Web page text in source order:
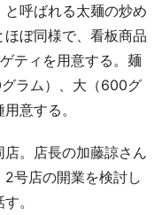
呼ばれる太麺の炒め
ぼ同様で、看板商品
ティを用意する。麺
ラム）、大（600グ
意する。
。店長の加藤諒さん
号店の開業を検討し
。